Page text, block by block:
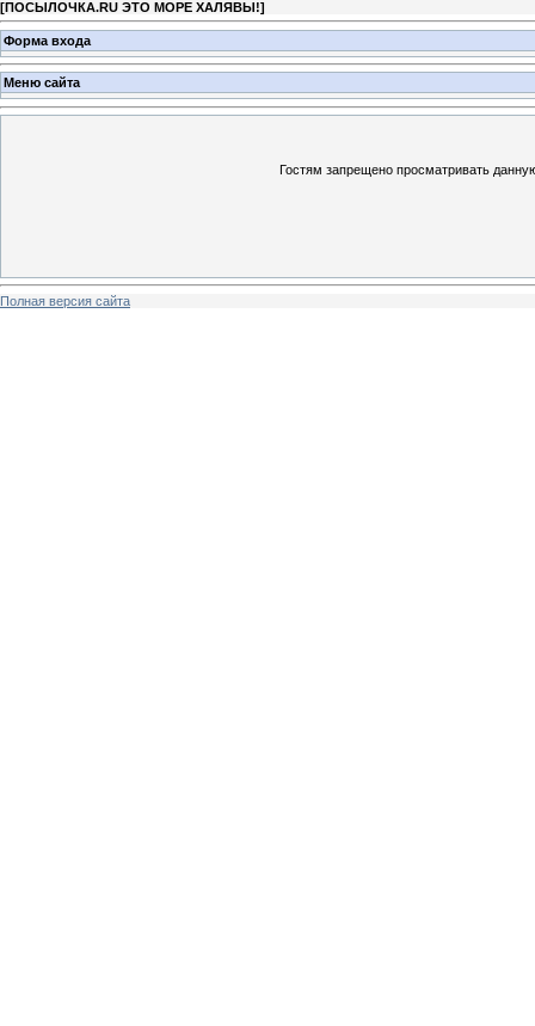
[ПОСЫЛОЧКА.RU ЭТО МОРЕ ХАЛЯВЫ!]
Форма входа
Меню сайта
Гостям запрещено просматривать
Полная версия сайта